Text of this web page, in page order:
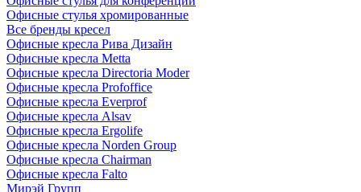
Офисные стулья хромированные
Все бренды кресел
Офисные кресла Рива Дизайн
Офисные кресла Metta
Офисные кресла Directoria Moder
Офисные кресла Profoffice
Офисные кресла Everprof
Офисные кресла Alsav
Офисные кресла Ergolife
Офисные кресла Norden Group
Офисные кресла Chairman
Офисные кресла Falto
Мирэй Групп